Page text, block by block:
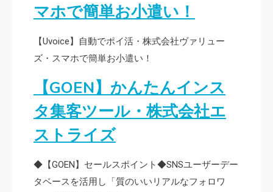
マホで簡単お小遣い！
【Uvoice】自動でポイ活・株式会社ヴァリュー
ズ・スマホで簡単お小遣い！
【GOEN】かんたんインス
タ集客ツール・株式会社エ
ストライズ
◆【GOEN】セールスポイント◆SNSユーザーデー
タベースを活用し「質のいいリアルなフォロワ